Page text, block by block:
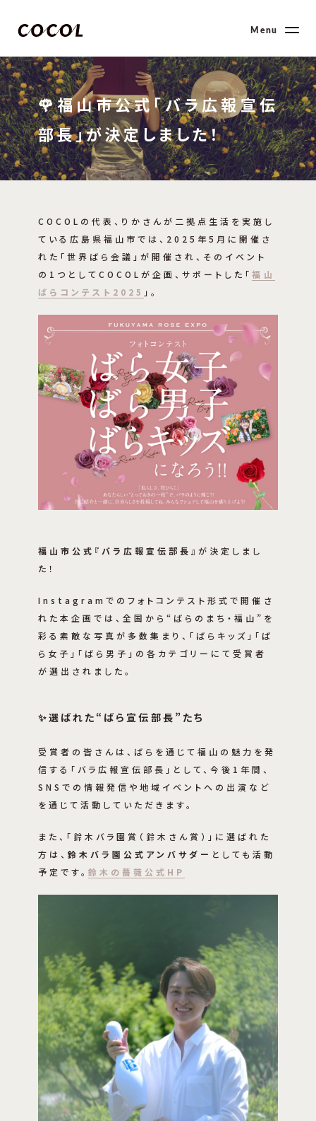
Menu
🌹福山市公式「バラ広報宣伝
部長」が決定しました！
COCOLの代表、りかさんが二拠点生活を実施し
ている広島県福山市では、2025年5月に開催さ
れた「世界ばら会議」が開催され、そのイベント
の1つとしてCOCOLが企画、サポートした「福山
ばらコンテスト2025 」。
福山市公式『バラ広報宣伝部長』が決定しまし
た！
Instagramでのフォトコンテスト形式で開催さ
れた本企画では、全国から“ばらのまち・福山”を
彩る素敵な写真が多数集まり、「ばらキッズ」「ば
ら女子」「ばら男子」の各カテゴリーにて受賞者
が選出されました。
✨選ばれた“ばら宣伝部長”たち
受賞者の皆さんは、ばらを通じて福山の魅力を発
信する「バラ広報宣伝部長」として、今後1年間、
SNSでの情報発信や地域イベントへの出演など
を通じて活動していただきます。
また、「鈴木バラ園賞（鈴木さん賞）」に選ばれた
方は、 鈴木バラ園公式アンバサダー としても活動
予定です。 鈴木の薔薇公式HP